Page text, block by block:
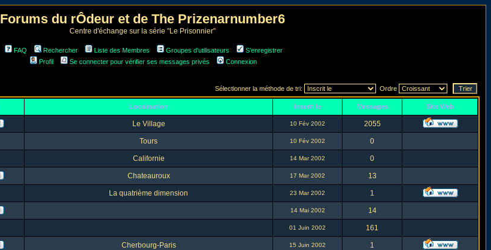
Forums du rÔdeur et de The Prizenarnumber6
Centre d'échange sur la série "Le Prisonnier"
FAQ Rechercher Liste des Membres Groupes d'utilisateurs
S'enregistrer
Profil
Se connecter pour vérifier ses messages privés Connexion
Sélectionner la méthode de tri: Ordre
Localisation Inscrit le Messages Site Web
Le Village 10 Fév 2002 2055
Tours 10 Fév 2002 0
Californie 14 Mar 2002 0
Chateauroux 17 Mar 2002 13
La quatrième dimension 23 Mar 2002 1
14 Mai 2002 14
01 Juin 2002 161
Cherbourg-Paris 15 Juin 2002 1